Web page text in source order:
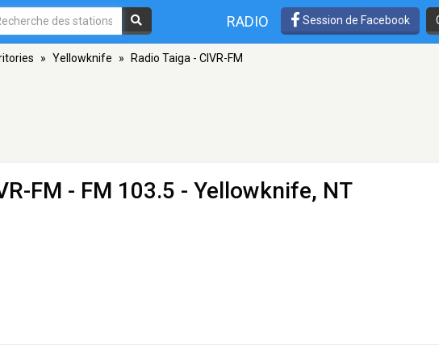
RADIO Session de Facebook
» Yellowknife » Radio Taiga - CIVR-FM
FM - FM 103.5 - Yellowknife, NT